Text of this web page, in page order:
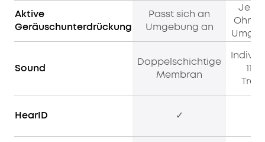
Aktive
Geräuschunterdrückung
Passt sich an
Umgebung an
Je
Sound
Doppelschichtige
Membran
HearID ✓